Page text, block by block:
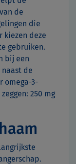
de
die
kiezen deze
gebruiken.
bij een
naast de
omega-3-
250 mg